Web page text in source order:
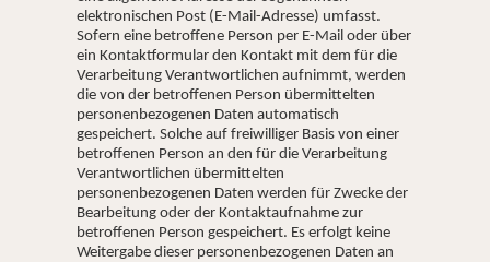
elektronischen Post (E-Mail-Adresse) umfasst.
Sofern eine betroffene Person per E-Mail oder über
ein Kontaktformular den Kontakt mit dem für die
Verarbeitung Verantwortlichen aufnimmt, werden
die von der betroffenen Person übermittelten
personenbezogenen Daten automatisch
gespeichert. Solche auf freiwilliger Basis von einer
betroffenen Person an den für die Verarbeitung
Verantwortlichen übermittelten
personenbezogenen Daten werden für Zwecke der
Bearbeitung oder der Kontaktaufnahme zur
betroffenen Person gespeichert. Es erfolgt keine
Weitergabe dieser personenbezogenen Daten an